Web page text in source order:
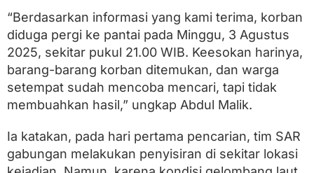
i
g
o
P
a
d
a
n
D
i
t
e
“Berdasarkan informasi yang kami terima, korban
diduga pergi ke pantai pada Minggu, 3 Agustus
2025, sekitar pukul 21.00 WIB. Keesokan harinya,
barang-barang korban ditemukan, dan warga
setempat sudah mencoba mencari, tapi tidak
membuahkan hasil,” ungkap Abdul Malik.
Ia katakan, pada hari pertama pencarian, tim SAR
gabungan melakukan penyisiran di sekitar lokasi